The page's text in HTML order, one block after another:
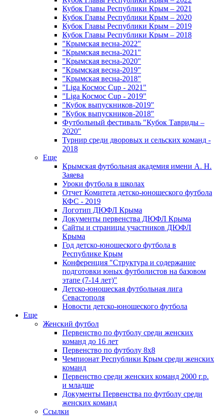
Кубок Главы Республики Крым – 2021
Кубок Главы Республики Крым – 2020
Кубок Главы Республики Крым – 2019
Кубок Главы Республики Крым – 2018
"Крымская весна-2022"
"Крымская весна-2021"
"Крымская весна-2020"
"Крымская весна-2019"
"Крымская весна-2018"
"Liga Космос Cup - 2021"
"Liga Космос Cup - 2019"
"Кубок выпускников-2019"
"Кубок выпускников-2018"
Футбольный фестиваль "Кубок Тавриды –
2020"
Турнир среди дворовых и сельских команд -
2018
Еще
Крымская футбольная академия имени А. Н.
Заяева
Уроки футбола в школах
Отчет Комитета детско-юношеского футбола
КФС - 2019
Логотип ДЮФЛ Крыма
Документы первенства ДЮФЛ Крыма
Сайты и страницы участников ДЮФЛ
Крыма
Год детско-юношеского футбола в
Республике Крым
Конференция "Структура и содержание
подготовки юных футболистов на базовом
этапе (7-14 лет)"
Детско-юношеская футбольная лига
Севастополя
Новости детско-юношеского футбола
Еще
Женский футбол
Первенство по футболу среди женских
команд до 16 лет
Первенство по футболу 8х8
Чемпионат Республики Крым среди женских
команд
Первенство среди женских команд 2000 г.р.
и младше
Документы Первенства по футболу среди
женских команд
Ссылки